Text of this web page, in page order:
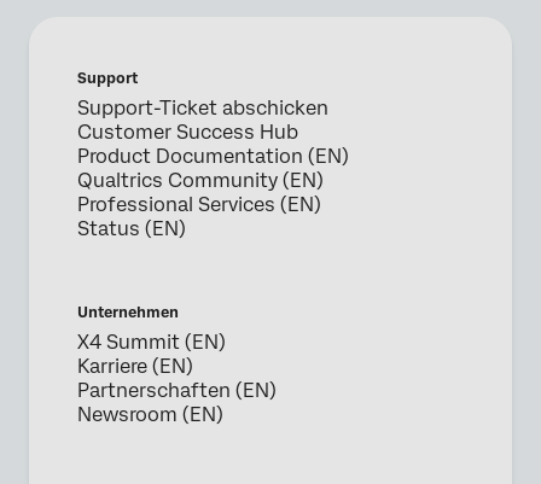
Support
Support-Ticket abschicken
Customer Success Hub
Product Documentation (EN)
Qualtrics Community (EN)
Professional Services (EN)
Status (EN)
Unternehmen
X4 Summit (EN)
Karriere (EN)
Partnerschaften (EN)
Newsroom (EN)